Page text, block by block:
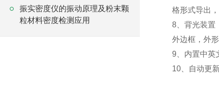
格形式导出
8、背光装置
外边框，外
9、内置中英
10、自动更
振实密度仪的振动原理及粉末颗
粒材料密度检测应用